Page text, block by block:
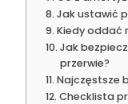
Jak ustawić
Kiedy oddać
Jak
przerwie?
Najczęstsze
Checklista